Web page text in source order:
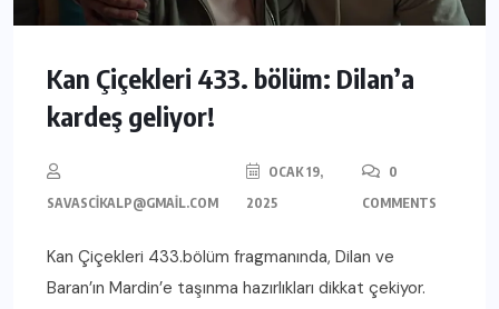
Kan Çiçekleri 433. bölüm: Dilan’a
kardeş geliyor!
SAVASCIKALP@GMAIL.COM
OCAK 19,
2025
0
COMMENTS
Kan Çiçekleri 433.bölüm fragmanında, Dilan ve
Baran’ın Mardin’e taşınma hazırlıkları dikkat çekiyor.